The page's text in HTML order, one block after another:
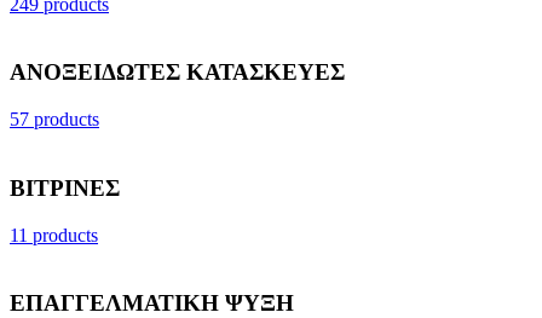
ΑΝΟΞΕΙΔΩΤΕΣ ΚΑΤΑΣΚΕΥΕΣ
57 products
ΒΙΤΡΙΝΕΣ
11 products
ΕΠΑΓΓΕΛΜΑΤΙΚΗ ΨΥΞΗ